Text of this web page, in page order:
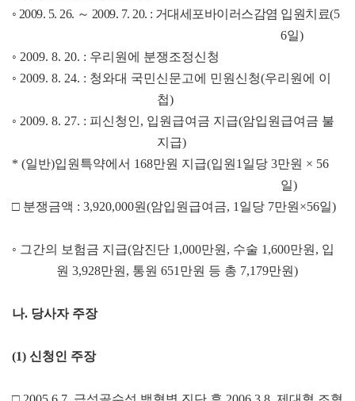
◦ 2009. 5. 26. ～ 2009. 7. 20. : 거대세포바이러스감염 입원치료(5
6일)
◦ 2009. 8. 20. : 우리원에 분쟁조정신청
◦ 2009. 8. 24. : 청와대 국민신문고에 민원신청(우리원에 이
첩)
◦ 2009. 8. 27. : 피신청인, 입원급여금 지급(암입원급여금 불
지급)
* (일반)입원특약에서 168만원 지급(입원 1 일당 3만원 × 56
일)
□ 분쟁금액 : 3,920,000원(암입원급여금, 1 일당 7만원 ×56일)
◦ 그간의 보험금 지급(암진단 1,000만원 , 수술 1,600만원 , 입
원3,928만원 , 통원651 만원 등 총 7,179만원)
나. 당사자 주장
(1) 신청인 주장